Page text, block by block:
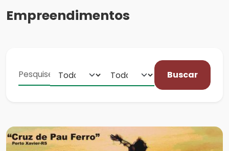
Empreendimentos
Buscar